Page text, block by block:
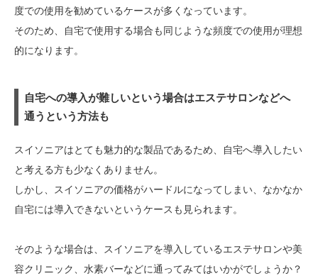
度での使用を勧めているケースが多くなっています。
そのため、自宅で使用する場合も同じような頻度での使用が理想
的になります。
自宅への導入が難しいという場合はエステサロンなどへ
通うという方法も
スイソニアはとても魅力的な製品であるため、自宅へ導入したい
と考える方も少なくありません。
しかし、スイソニアの価格がハードルになってしまい、なかなか
自宅には導入できないというケースも見られます。
そのような場合は、スイソニアを導入しているエステサロンや美
容クリニック、水素バーなどに通ってみてはいかがでしょうか？